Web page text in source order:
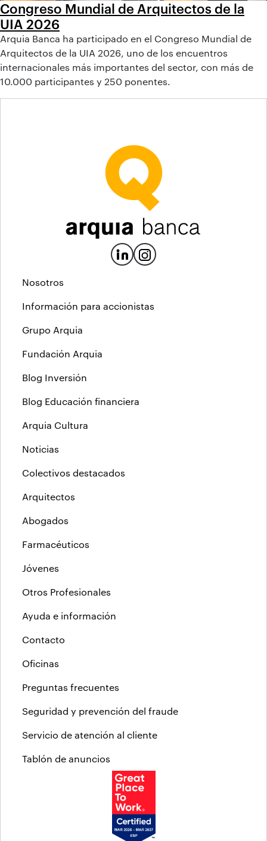
Congreso Mundial de Arquitectos de la
UIA 2026
Arquia Banca ha participado en el Congreso Mundial de
Arquitectos de la UIA 2026, uno de los encuentros
internacionales más importantes del sector, con más de
10.000 participantes y 250 ponentes.
Nosotros
Información para accionistas
Grupo Arquia
Fundación Arquia
Blog Inversión
Blog Educación financiera
Arquia Cultura
Noticias
Colectivos destacados
Arquitectos
Abogados
Farmacéuticos
Jóvenes
Otros Profesionales
Ayuda e información
Contacto
Oficinas
Preguntas frecuentes
Seguridad y prevención del fraude
Servicio de atención al cliente
Tablón de anuncios